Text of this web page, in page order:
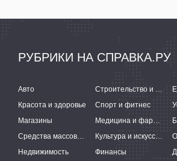
РУБРИКИ НА СПРАВКА.РУ
Авто Строительство и ремонт
Красота и здоровье
Спорт и фитнес
Магазины
Медицина и фармацевтика
Средства массовой информации
Культура и искусство
Недвижимость
Финансы